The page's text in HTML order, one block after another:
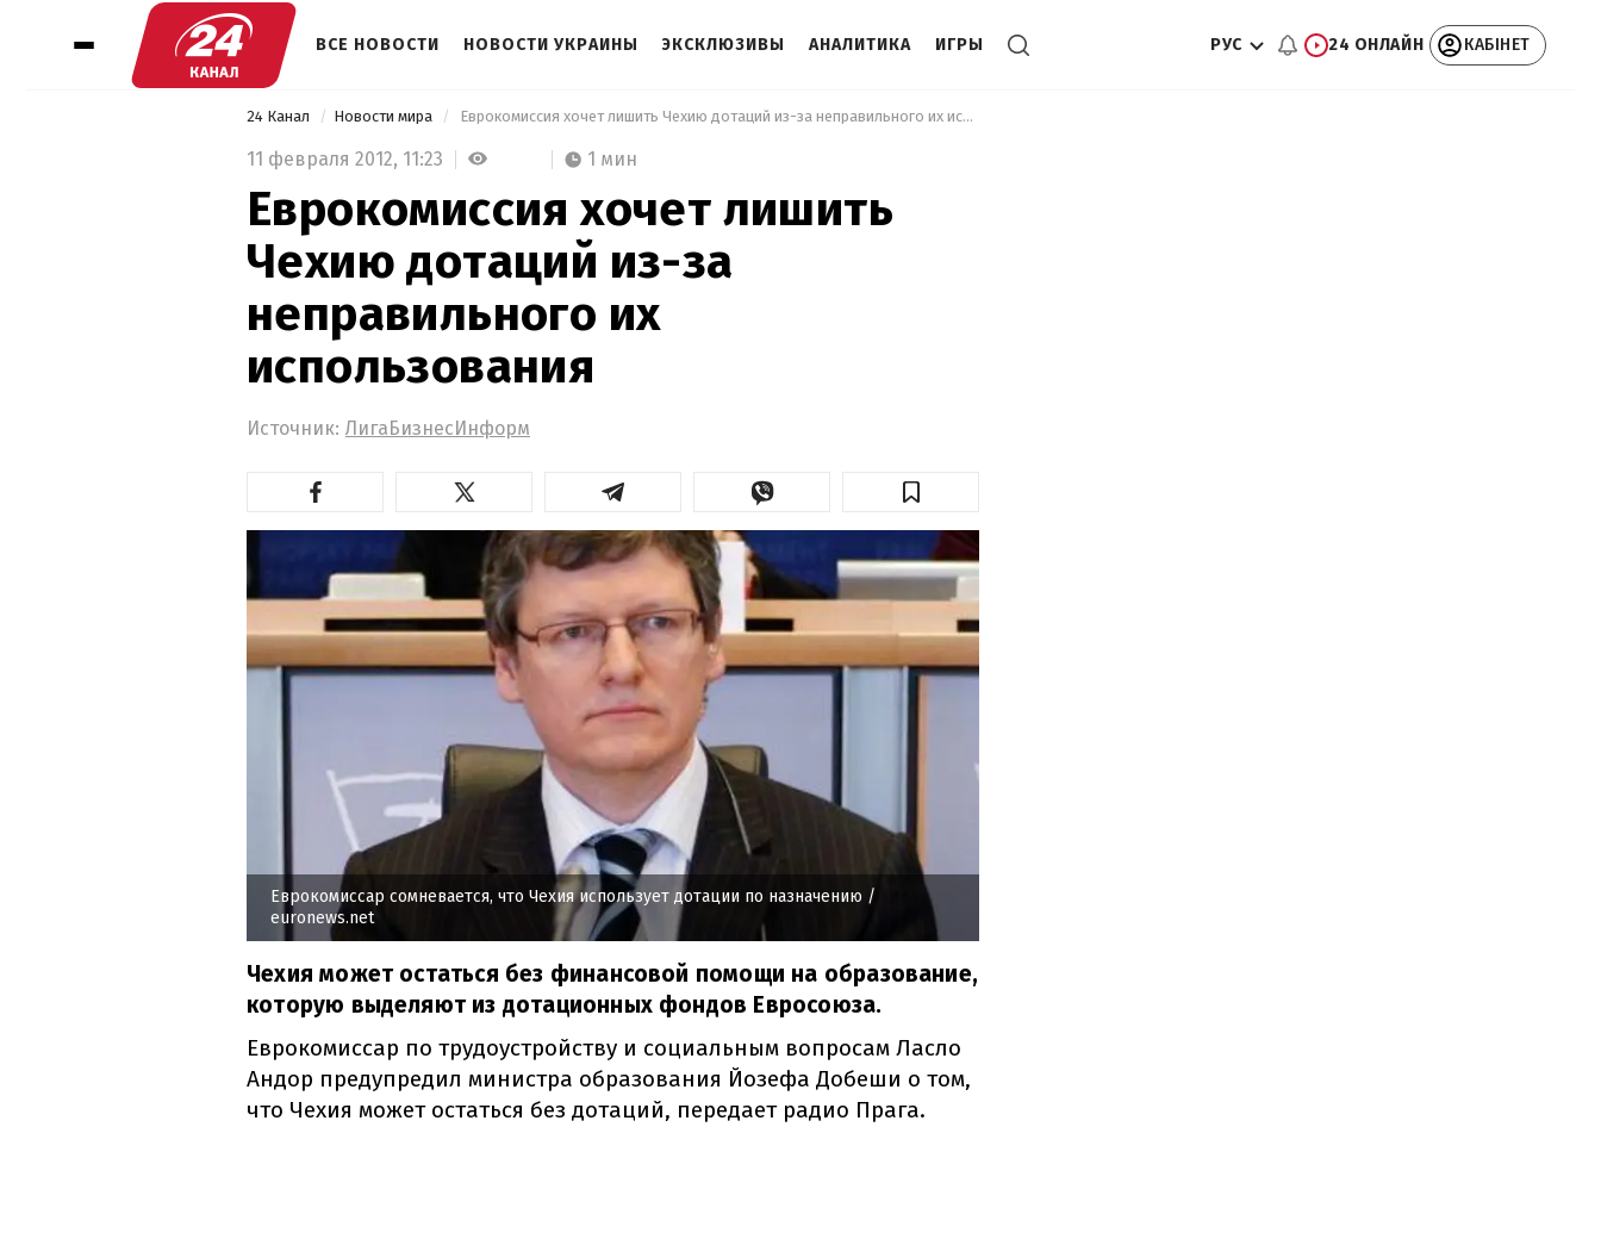
ВСЕ НОВОСТИ НОВОСТИ УКРАИНЫ ЭКСКЛЮЗИВЫ АНАЛИТИКА ИГРЫ РУС 24 ОНЛАЙН КАБІНЕТ
24 Канал Новости мира Еврокомиссия хочет лишить Чехию дотаций из-за неправильного их использования
11 февраля 2012, 11:23 1 мин
Еврокомиссия хочет лишить
Чехию дотаций из-за
неправильного их
использования
Источник: ЛигаБизнесИнформ
Еврокомиссар сомневается, что Чехия использует дотации по назначению /
euronews.net
Чехия может остаться без финансовой помощи на образование,
которую выделяют из дотационных фондов Евросоюза.
Еврокомиссар по трудоустройству и социальным вопросам Ласло
Андор предупредил министра образования Йозефа Добеши о том,
что Чехия может остаться без дотаций, передает радио Прага.